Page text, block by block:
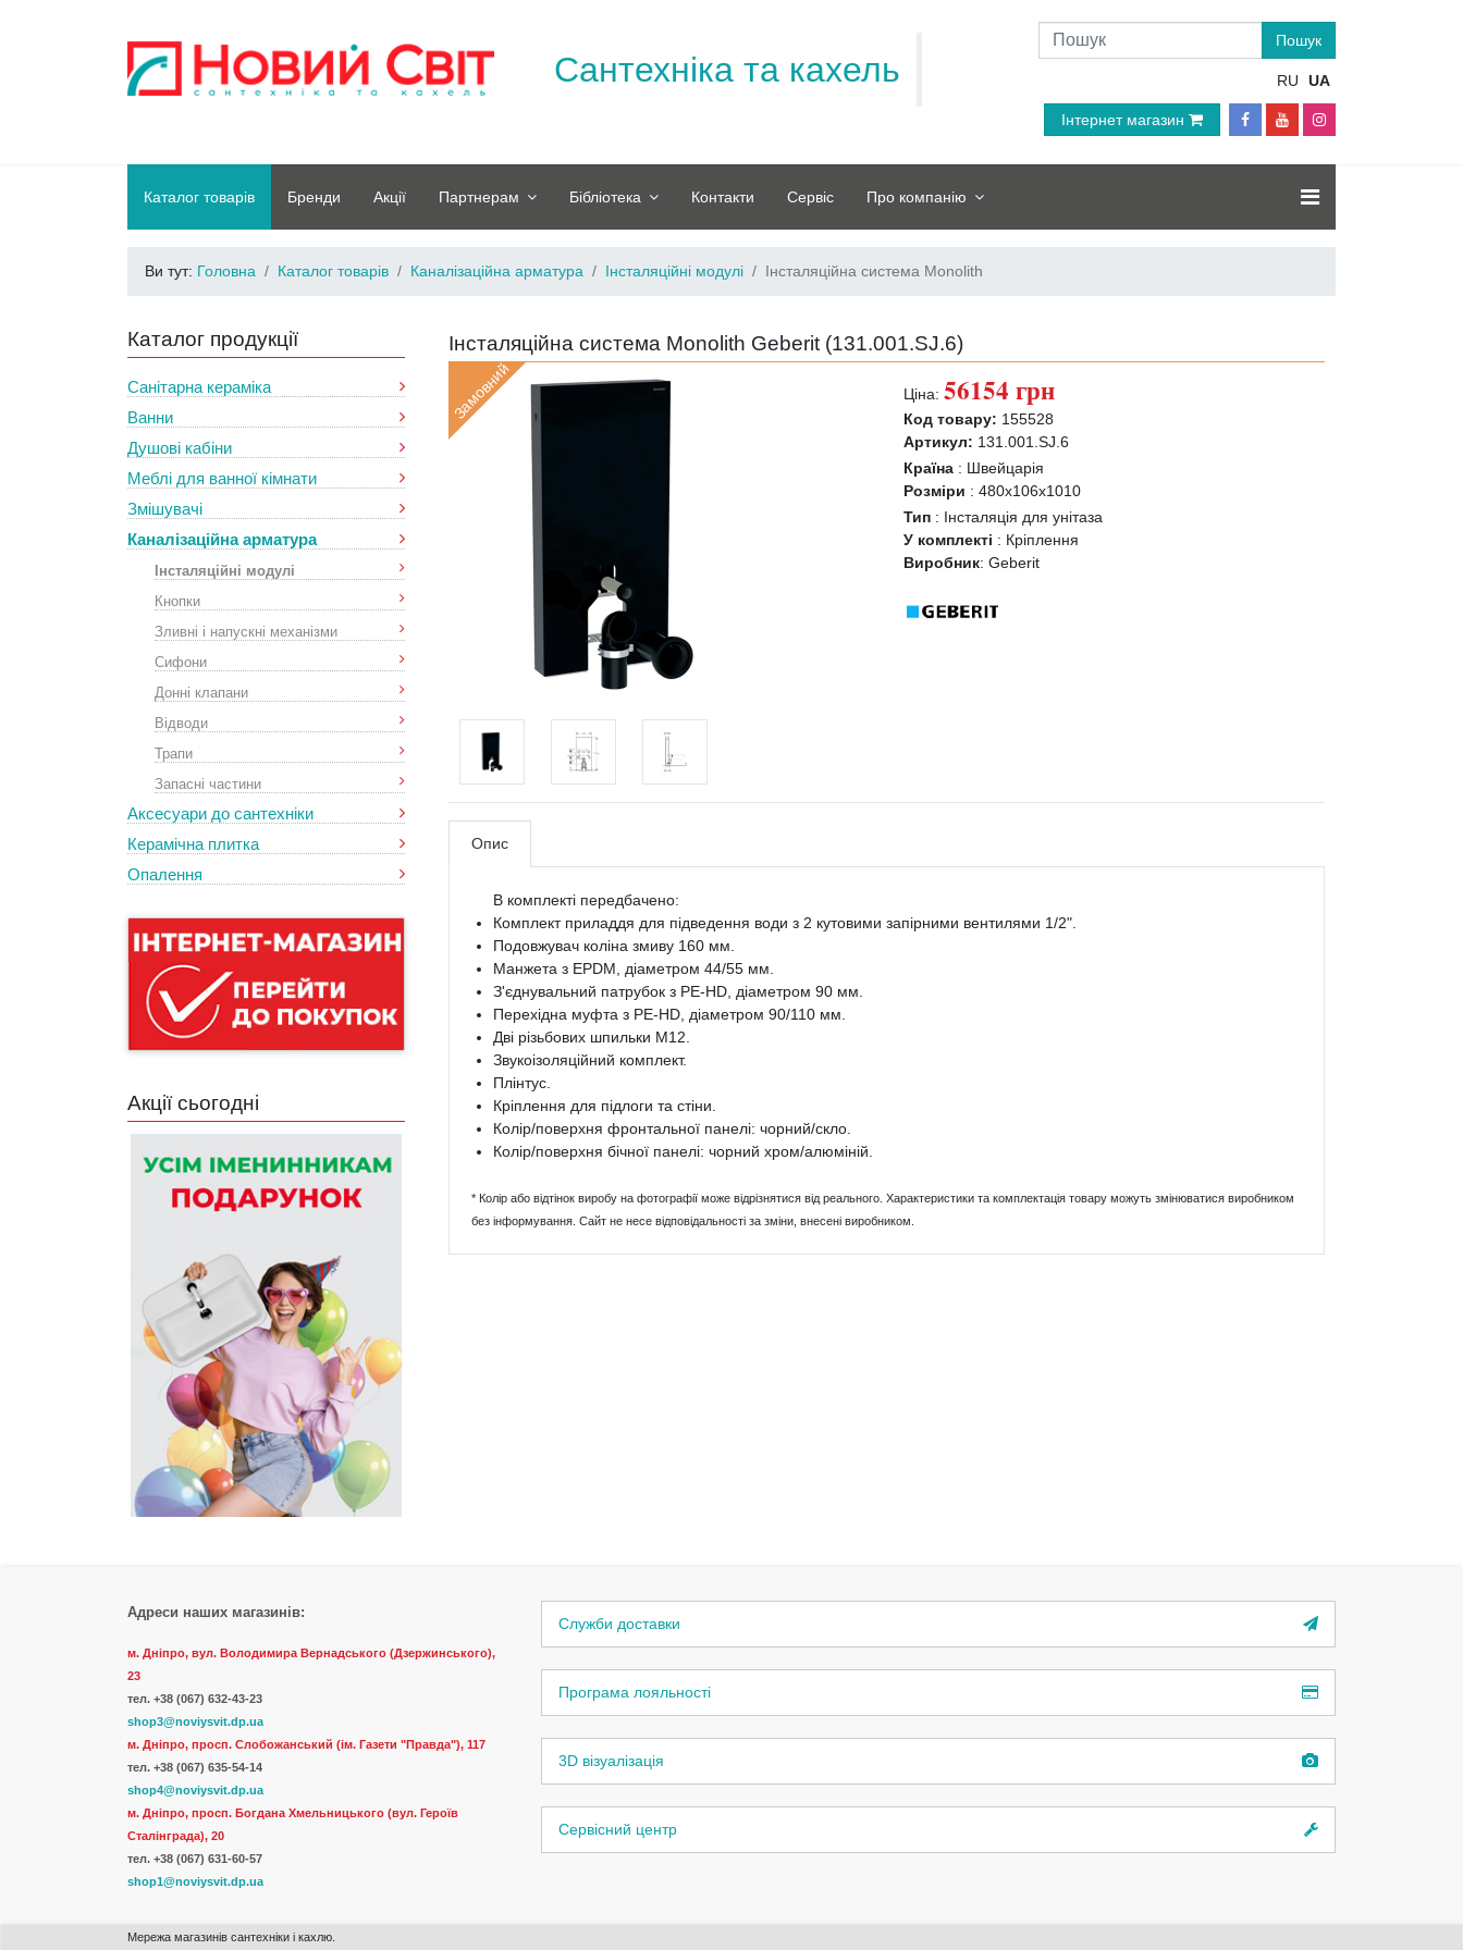
Сантехніка та кахель RU UA
Інтернет магазин
Каталог товарів Бренди Акції Партнерам Бібліотека Контакти Сервіс Про компанію
Ви тут: Головна Каталог товарів Каналізаційна арматура Інсталяційні модулі Інсталяційна система Monolith
Каталог продукції
Санітарна кераміка
Ванни
Душові кабіни
Меблі для ванної кімнати
Змішувачі
Каналізаційна арматура
Інсталяційні модулі
Кнопки
Зливні і напускні механізми
Сифони
Донні клапани
Відводи
Трапи
Запасні частини
Аксесуари до сантехніки
Керамічна плитка
Опалення
Акції сьогодні
Інсталяційна система Monolith Geberit (131.001.SJ.6)
Замовний Ціна: 56154 грн
Код товару: 155528
Артикул: 131.001.SJ.6
Країна : Швейцарія
Розміри : 480x106x1010
Тип : Інсталяція для унітаза
У комплекті : Кріплення
Виробник: Geberit
Опис
В комплекті передбачено:
Комплект приладдя для підведення води з 2 кутовими запірними вентилями 1/2".
Подовжувач коліна змиву 160 мм.
Манжета з EPDM, діаметром 44/55 мм.
З'єднувальний патрубок з PE-HD, діаметром 90 мм.
Перехідна муфта з PE-HD, діаметром 90/110 мм.
Дві різьбових шпильки M12.
Звукоізоляційний комплект.
Плінтус.
Кріплення для підлоги та стіни.
Колір/поверхня фронтальної панелі: чорний/скло.
Колір/поверхня бічної панелі: чорний хром/алюміній.
* Колір або відтінок виробу на фотографії може відрізнятися від реального. Характеристики та комплектація товару можуть змінюватися виробником
без інформування. Сайт не несе відповідальності за зміни, внесені виробником.
Адреси наших магазинів:
м. Дніпро, вул. Володимира Вернадського (Дзержинського),
23
тел. +38 (067) 632-43-23
shop3@noviysvit.dp.ua
м. Дніпро, просп. Слобожанський (ім. Газети "Правда"), 117
тел. +38 (067) 635-54-14
shop4@noviysvit.dp.ua
м. Дніпро, просп. Богдана Хмельницького (вул. Героїв
Сталінграда), 20
тел. +38 (067) 631-60-57
shop1@noviysvit.dp.ua
Служби доставки
Програма лояльності
3D візуалізація
Сервісний центр
Мережа магазинів сантехніки і кахлю.